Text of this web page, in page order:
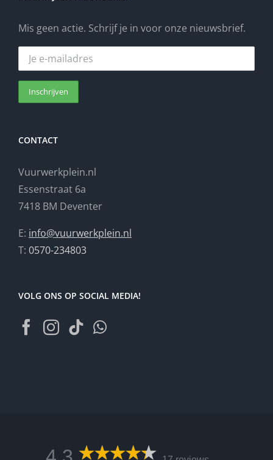
Mis geen actie. Schrijf je in voor onze nieuwsbrief.
CONTACT
Vuurwerkplein.nl
Essenstraat 6a
7418 BM Deventer
E: info@vuurwerkplein.nl
T: 0570-234803
VOLG ONS OP SOCIAL MEDIA!